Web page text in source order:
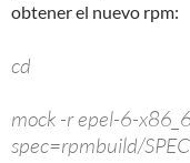
obtener el nuevo rpm:
cd
mock -r epel-6-
spec=rpmbuild/